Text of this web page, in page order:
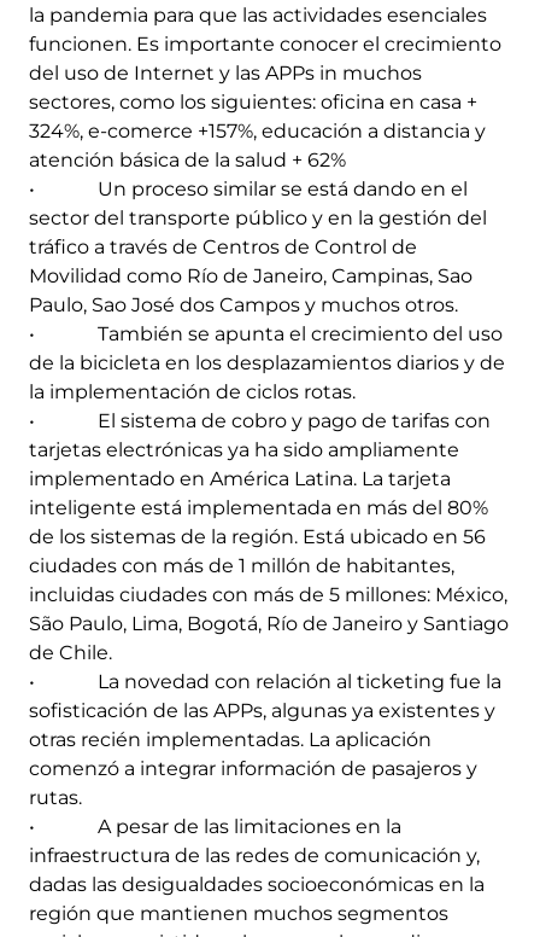
la pandemia para que las actividades esenciales
funcionen. Es importante conocer el crecimiento
del uso de Internet y las APPs in muchos
sectores, como los siguientes: oficina en casa +
324%, e-comerce +157%, educación a distancia y
atención básica de la salud + 62%
• Un proceso similar se está dando en el
sector del transporte público y en la gestión del
tráfico a través de Centros de Control de
Movilidad como Río de Janeiro, Campinas, Sao
Paulo, Sao José dos Campos y muchos otros.
• También se apunta el crecimiento del uso
de la bicicleta en los desplazamientos diarios y de
la implementación de ciclos rotas.
• El sistema de cobro y pago de tarifas con
tarjetas electrónicas ya ha sido ampliamente
implementado en América Latina. La tarjeta
inteligente está implementada en más del 80%
de los sistemas de la región. Está ubicado en 56
ciudades con más de 1 millón de habitantes,
incluidas ciudades con más de 5 millones: México,
São Paulo, Lima, Bogotá, Río de Janeiro y Santiago
de Chile.
• La novedad con relación al ticketing fue la
sofisticación de las APPs, algunas ya existentes y
otras recién implementadas. La aplicación
comenzó a integrar información de pasajeros y
rutas.
• A pesar de las limitaciones en la
infraestructura de las redes de comunicación y,
dadas las desigualdades socioeconómicas en la
región que mantienen muchos segmentos